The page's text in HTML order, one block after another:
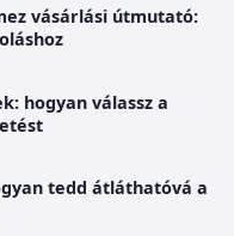
vásárlási útmutató:
hogyan válassz a
tedd átláthatóvá a